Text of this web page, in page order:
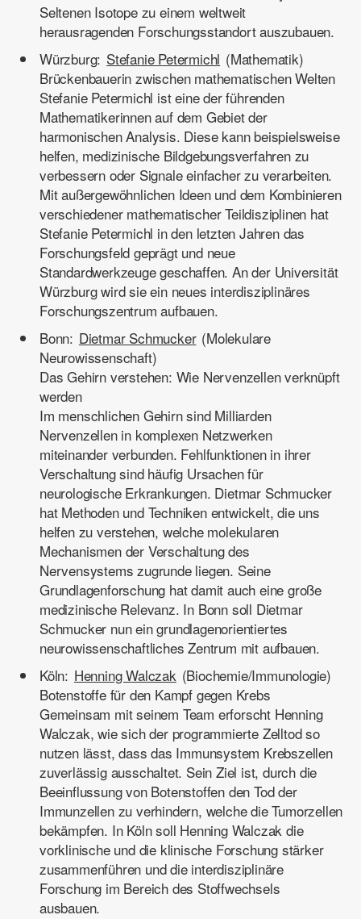
Seltenen Isotope zu einem weltweit
herausragenden Forschungsstandort auszubauen.
Würzburg: Stefanie Petermichl (Mathematik)
Brückenbauerin zwischen mathematischen Welten
Stefanie Petermichl ist eine der führenden
Mathematikerinnen auf dem Gebiet der
harmonischen Analysis. Diese kann beispielsweise
helfen, medizinische Bildgebungsverfahren zu
verbessern oder Signale einfacher zu verarbeiten.
Mit außergewöhnlichen Ideen und dem Kombinieren
verschiedener mathematischer Teildisziplinen hat
Stefanie Petermichl in den letzten Jahren das
Forschungsfeld geprägt und neue
Standardwerkzeuge geschaffen. An der Universität
Würzburg wird sie ein neues interdisziplinäres
Forschungszentrum aufbauen.
Bonn: Dietmar Schmucker (Molekulare
Neurowissenschaft)
Das Gehirn verstehen: Wie Nervenzellen verknüpft
werden
Im menschlichen Gehirn sind Milliarden
Nervenzellen in komplexen Netzwerken
miteinander verbunden. Fehlfunktionen in ihrer
Verschaltung sind häufig Ursachen für
neurologische Erkrankungen. Dietmar Schmucker
hat Methoden und Techniken entwickelt, die uns
helfen zu verstehen, welche molekularen
Mechanismen der Verschaltung des
Nervensystems zugrunde liegen. Seine
Grundlagenforschung hat damit auch eine große
medizinische Relevanz. In Bonn soll Dietmar
Schmucker nun ein grundlagenorientiertes
neurowissenschaftliches Zentrum mit aufbauen.
Köln: Henning Walczak (Biochemie/Immunologie)
Botenstoffe für den Kampf gegen Krebs
Gemeinsam mit seinem Team erforscht Henning
Walczak, wie sich der programmierte Zelltod so
nutzen lässt, dass das Immunsystem Krebszellen
zuverlässig ausschaltet. Sein Ziel ist, durch die
Beeinflussung von Botenstoffen den Tod der
Immunzellen zu verhindern, welche die Tumorzellen
bekämpfen. In Köln soll Henning Walczak die
vorklinische und die klinische Forschung stärker
zusammenführen und die interdisziplinäre
Forschung im Bereich des Stoffwechsels
ausbauen.